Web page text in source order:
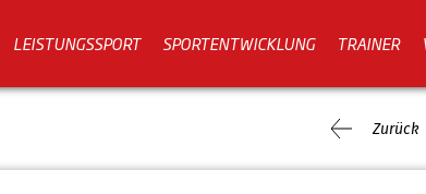
LEISTUNGSSPORT SPORTENTWICKLUNG TRAINER
Zurück